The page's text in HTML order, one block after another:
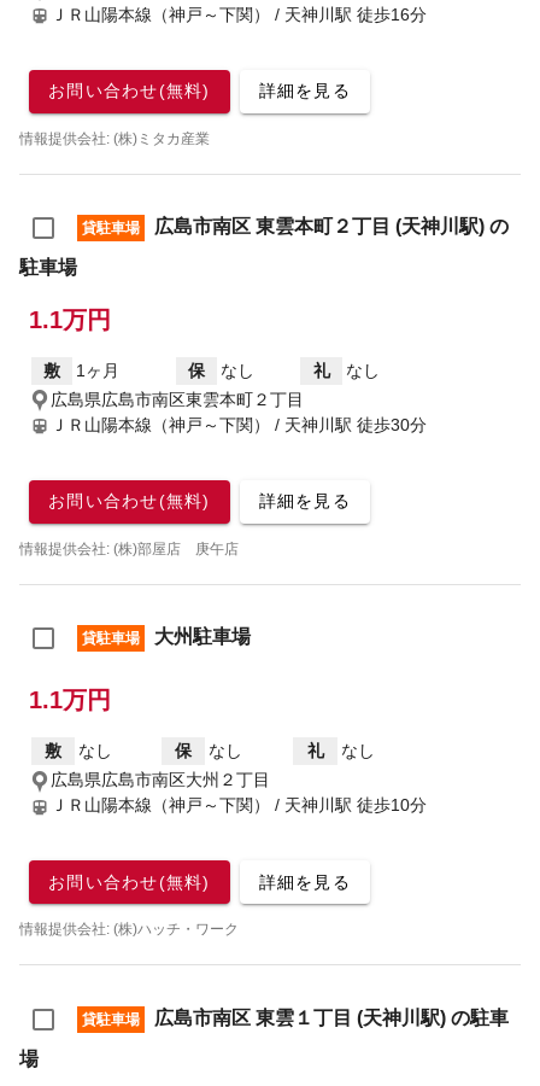
ＪＲ山陽本線（神戸～下関） / 天神川駅 徒歩16分
お問い合わせ(無料) 詳細を見る
情報提供会社: (株)ミタカ産業
貸駐車場
広島市南区 東雲本町２丁目 (天神川駅) の
駐車場
1.1万円
敷 1ヶ月 保 なし 礼
なし
広島県広島市南区東雲本町２丁目
ＪＲ山陽本線（神戸～下関） / 天神川駅 徒歩30分
お問い合わせ(無料) 詳細を見る
情報提供会社: (株)部屋店 庚午店
貸駐車場 大州駐車場
1.1万円
敷 なし 保 なし 礼
なし
広島県広島市南区大州２丁目
ＪＲ山陽本線（神戸～下関） / 天神川駅 徒歩10分
お問い合わせ(無料) 詳細を見る
情報提供会社: (株)ハッチ・ワーク
貸駐車場
広島市南区 東雲１丁目 (天神川駅) の駐車
場